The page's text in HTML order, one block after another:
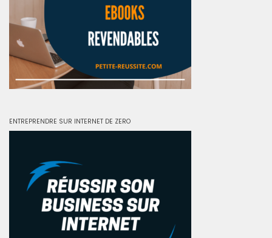
ENTREPRENDRE SUR INTERNET DE ZERO